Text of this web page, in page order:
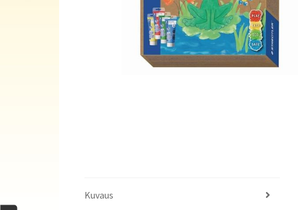
Kuvaus